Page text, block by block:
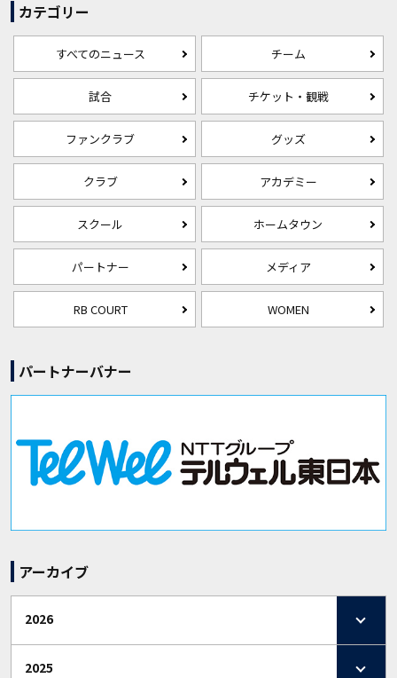
カテゴリー
すべてのニュース チーム
試合 チケット・観戦
ファンクラブ グッズ
クラブ アカデミー
スクール ホームタウン
パートナー メディア
RB COURT WOMEN
パートナーバナー
アーカイブ
2026
2025